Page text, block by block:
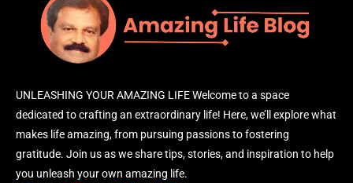
UNLEASHING YOUR AMAZING LIFE Welcome to a space
dedicated to crafting an extraordinary life! Here, we’ll explore what
makes life amazing, from pursuing passions to fostering
gratitude. Join us as we share tips, stories, and inspiration to help
you unleash your own amazing life.